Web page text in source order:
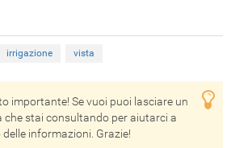
irrigazione vista
importante! Se vuoi puoi lasciare un
che stai consultando per aiutarci a
informazioni. Grazie!